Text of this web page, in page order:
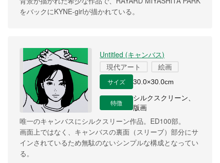
をバックにKYNE-girlが描かれている。
Untitled (キャンバス)
現代アート
絵画
サイズ 30.0×30.0cm
特徴
シルクスクリーン、
版画
唯一のキャンバスにシルクスリーン作品。ED100部。
画面上ではなく、キャンバスの裏面（スリーブ）部分にサ
インされているため無駄のないシンプルな構成となってい
る。